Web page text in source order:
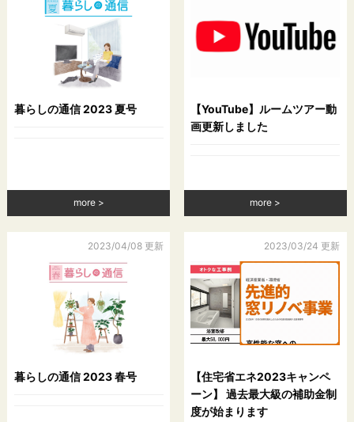
暮らしの通信 2023 夏号
more
【YouTube】ルームツアー動
画更新しました
more
2023/04/08 更新
暮らしの通信 2023 春号
2023/03/24 更新
【住宅省エネ2023キャンペ
ーン】 過去最大級の補助金制
度が始まります